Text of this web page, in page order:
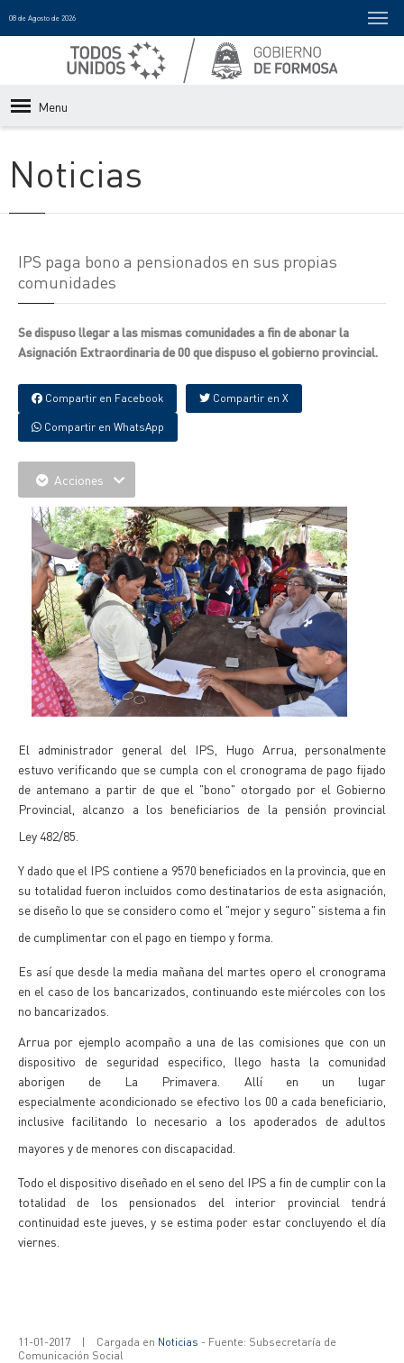
08 de Agosto de 2026
Menu
Noticias
IPS paga bono a pensionados en sus propias
comunidades
Se dispuso llegar a las mismas comunidades a fin de abonar la
Asignación Extraordinaria de 00 que dispuso el gobierno provincial.
Compartir en Facebook Compartir en X
Compartir en WhatsApp
Acciones
El administrador general del IPS, Hugo Arrua, personalmente
estuvo verificando que se cumpla con el cronograma de pago fijado
de antemano a partir de que el "bono" otorgado por el Gobierno
Provincial, alcanzo a los beneficiarios de la pensión provincial
Ley 482/85.
Y dado que el IPS contiene a 9570 beneficiados en la provincia, que en
su totalidad fueron incluidos como destinatarios de esta asignación,
se diseño lo que se considero como el "mejor y seguro" sistema a fin
de cumplimentar con el pago en tiempo y forma.
Es así que desde la media mañana del martes opero el cronograma
en el caso de los bancarizados, continuando este miércoles con los
no bancarizados.
Arrua por ejemplo acompaño a una de las comisiones que con un
dispositivo de seguridad especifico, llego hasta la comunidad
aborigen de La Primavera. Allí en un lugar
especialmente acondicionado se efectivo los 00 a cada beneficiario,
inclusive facilitando lo necesario a los apoderados de adultos
mayores y de menores con discapacidad.
Todo el dispositivo diseñado en el seno del IPS a fin de cumplir con la
totalidad de los pensionados del interior provincial tendrá
continuidad este jueves, y se estima poder estar concluyendo el día
viernes.
11-01-2017 | Cargada en Noticias - Fuente: Subsecretaría de
Comunicación Social